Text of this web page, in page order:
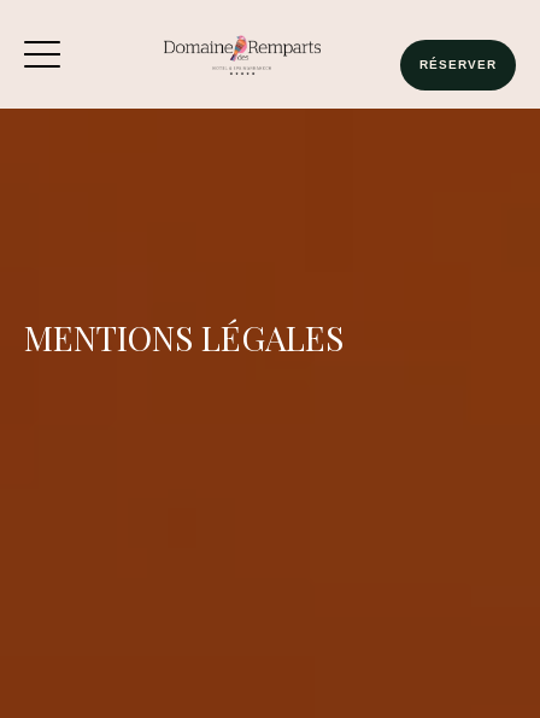
RÉSERVER
MENTIONS LÉGALES